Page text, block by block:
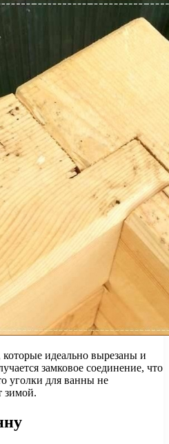
идеально вырезаны и
замковое соединение, что
уголки для ванны не
зимой.